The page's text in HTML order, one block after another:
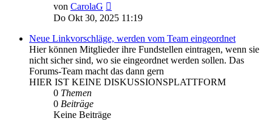
von CarolaG
Beitrag
Do Okt 30, 2025 11:19
Neue Linkvorschläge, werden vom Team eingeordnet
Hier können Mitglieder ihre Fundstellen eintragen, wenn sie
nicht sicher sind, wo sie eingeordnet werden sollen. Das
Forums-Team macht das dann gern
HIER IST KEINE DISKUSSIONSPLATTFORM
0 Themen
0 Beiträge
Keine Beiträge